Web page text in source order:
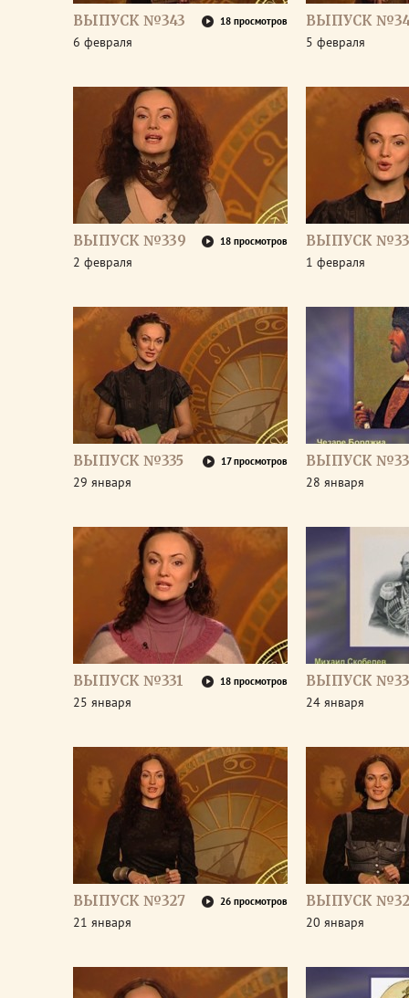
ВЫПУСК №343 18 просмотров
6 февраля
ВЫПУСК
5 февраля
ВЫПУСК №339 18 просмотров
2 февраля
ВЫПУСК
1 февраля
ВЫПУСК №335 17 просмотров
29 января
ВЫПУСК
28 января
ВЫПУСК №331 18 просмотров
25 января
ВЫПУСК
24 января
ВЫПУСК №327 26 просмотров
21 января
ВЫПУСК
20 января